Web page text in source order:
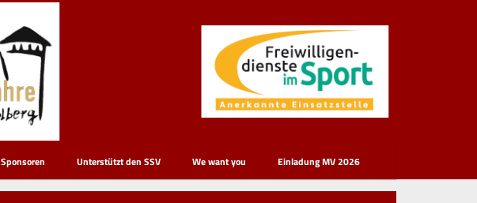
Sponsoren Unterstützt den SSV We want you Einladung MV 2026